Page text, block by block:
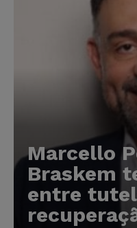
Marcello
Braskem
entre